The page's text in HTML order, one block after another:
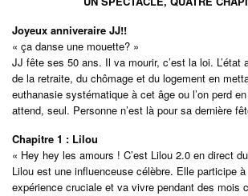
Joyeux anniveraire JJ!!
« ça danse une mouette? »
JJ fête ses 50 ans. Il va mourir, c’est la loi. L’état
de la retraite, du chômage et du logement en
euthanasie systématique à cet âge ou l’on perd
attend, seul. Personne n’est là pour sa dernière
Chapitre 1 : Lilou
« Hey hey les amours ! C’est Lilou 2.0 en direct
Lilou est une influenceuse célèbre. Elle participe
expérience cruciale et va vivre pendant des mois